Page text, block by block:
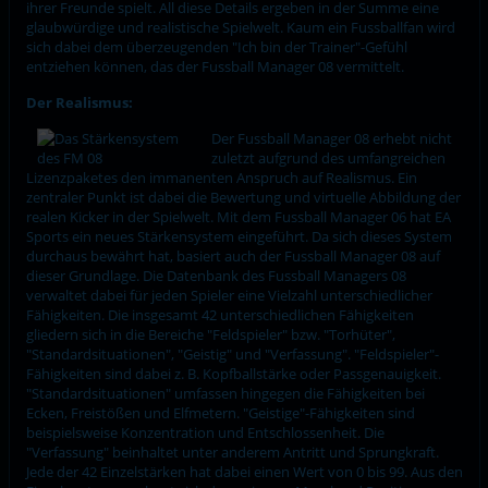
ihrer Freunde spielt. All diese Details ergeben in der Summe eine
glaubwürdige und realistische Spielwelt. Kaum ein Fussballfan wird
sich dabei dem überzeugenden "Ich bin der Trainer"-Gefühl
entziehen können, das der Fussball Manager 08 vermittelt.
Der Realismus:
Der Fussball Manager 08 erhebt nicht
zuletzt aufgrund des umfangreichen
Lizenzpaketes den immanenten Anspruch auf Realismus. Ein
zentraler Punkt ist dabei die Bewertung und virtuelle Abbildung der
realen Kicker in der Spielwelt. Mit dem Fussball Manager 06 hat EA
Sports ein neues Stärkensystem eingeführt. Da sich dieses System
durchaus bewährt hat, basiert auch der Fussball Manager 08 auf
dieser Grundlage. Die Datenbank des Fussball Managers 08
verwaltet dabei für jeden Spieler eine Vielzahl unterschiedlicher
Fähigkeiten. Die insgesamt 42 unterschiedlichen Fähigkeiten
gliedern sich in die Bereiche "Feldspieler" bzw. "Torhüter",
"Standardsituationen", "Geistig" und "Verfassung". "Feldspieler"-
Fähigkeiten sind dabei z. B. Kopfballstärke oder Passgenauigkeit.
"Standardsituationen" umfassen hingegen die Fähigkeiten bei
Ecken, Freistößen und Elfmetern. "Geistige"-Fähigkeiten sind
beispielsweise Konzentration und Entschlossenheit. Die
"Verfassung" beinhaltet unter anderem Antritt und Sprungkraft.
Jede der 42 Einzelstärken hat dabei einen Wert von 0 bis 99. Aus den